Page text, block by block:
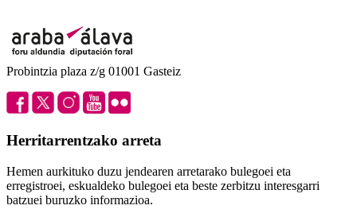
Probintzia plaza z/g 01001 Gasteiz
Herritarrentzako arreta
Hemen aurkituko duzu jendearen arretarako bulegoei eta
erregistroei, eskualdeko bulegoei eta beste zerbitzu interesgarri
batzuei buruzko informazioa.